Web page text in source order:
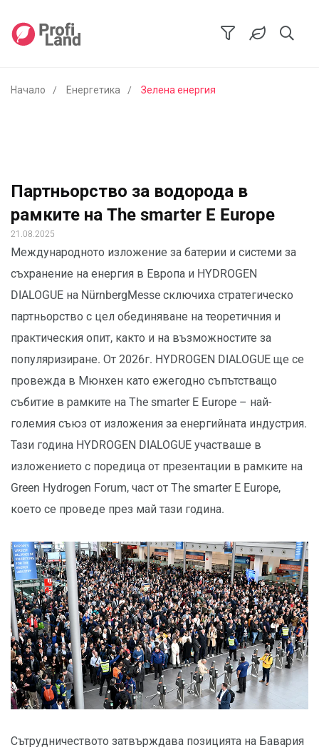
Начало Енергетика Зелена енергия
Партньорство за водорода в
рамките на The smarter E Europe
21.08.2025
Международното изложение за батерии и системи за
съхранение на енергия в Европа и HYDROGEN
DIALOGUE на NürnbergMesse сключиха стратегическо
партньорство с цел обединяване на теоретичния и
практическия опит, както и на възможностите за
популяризиране. От 2026г. HYDROGEN DIALOGUE ще се
провежда в Мюнхен като ежегодно съпътстващо
събитие в рамките на The smarter E Europe – най-
големия съюз от изложения за енергийната индустрия.
Тази година HYDROGEN DIALOGUE участваше в
изложението с поредица от презентации в рамките на
Green Hydrogen Forum, част от The smarter E Europe,
което се проведе през май тази година.
Сътрудничеството затвърждава позицията на Бавария